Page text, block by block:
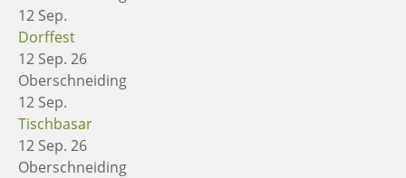
12 Sep.
Dorffest
12 Sep. 26
Oberschneiding
12 Sep.
Tischbasar
12 Sep. 26
Oberschneiding